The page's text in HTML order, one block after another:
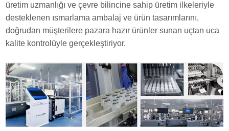
üretim uzmanlığı ve çevre bilincine sahip üretim ilkeleriyle
desteklenen ısmarlama ambalaj ve ürün tasarımlarını,
doğrudan müşterilere pazara hazır ürünler sunan uçtan uca
kalite kontrolüyle gerçekleştiriyor.